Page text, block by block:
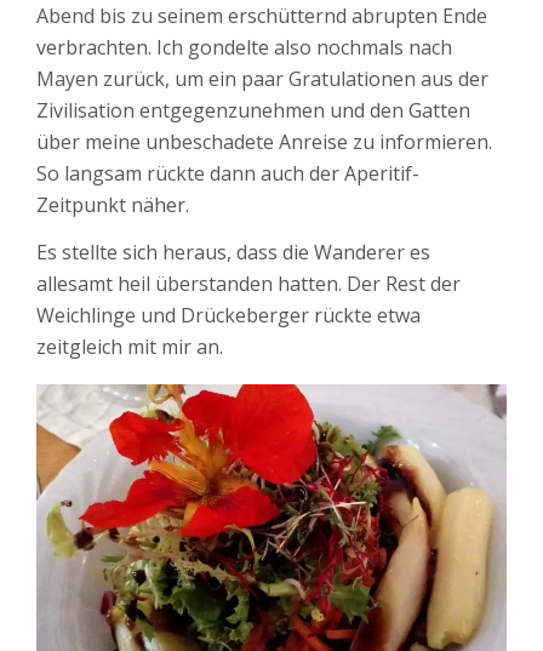
Abend bis zu seinem erschütternd abrupten Ende
verbrachten. Ich gondelte also nochmals nach
Mayen zurück, um ein paar Gratulationen aus der
Zivilisation entgegenzunehmen und den Gatten
über meine unbeschadete Anreise zu informieren.
So langsam rückte dann auch der Aperitif-
Zeitpunkt näher.
Es stellte sich heraus, dass die Wanderer es
allesamt heil überstanden hatten. Der Rest der
Weichlinge und Drückeberger rückte etwa
zeitgleich mit mir an.